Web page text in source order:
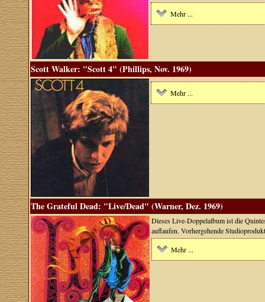
Mehr ...
Scott Walker: "Scott 4" (Phillips, Nov. 1969)
Mehr ...
The Grateful Dead: "Live/Dead" (Warner, Dez. 1969)
Dieses Live-Doppelalbum ist die
auflaufen. Vorhergehende
Mehr ...